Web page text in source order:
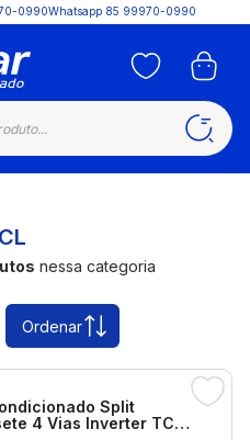
0990Whatsapp 85 99970-0990
nessa categoria
Ordenar
Split
4 Vias Inverter TCL